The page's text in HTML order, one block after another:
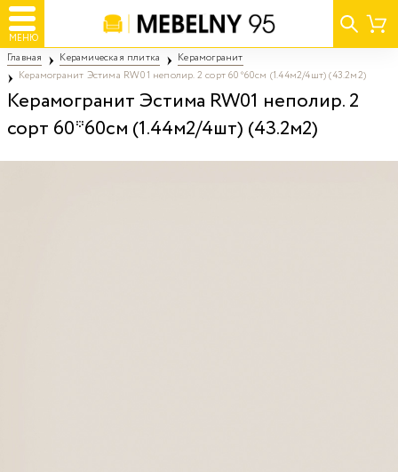
МЕНЮ
Главная Керамическая плитка
Керамогранит
Керамогранит Эстима RW01 неполир. 2 сорт 60*60см (1.44м2/4шт) (43.2м2)
Керамогранит Эстима RW01 неполир. 2
сорт 60*60см (1.44м2/4шт) (43.2м2)